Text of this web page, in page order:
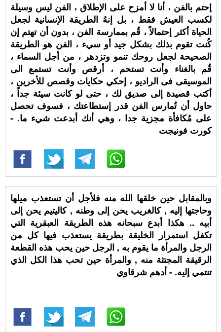
إحتم بالفن ، أنا لا أمزح على الإطلاق ، الفن ليس وسيلة
لكسب العيش فقط ، بل إنهُ الطريقة الإنسانية لجعل
الحياة أكثر إحتمالاً ، قُم بممارسة الفن ، بدون أن تهتم إن
كُنت تقوم بذلك بشكل جيد أو سيء ، الفن هو الطريقة
الصحيحة لجعل روحك تنمو وتزدهر ، من أجل السماء ،
قُم بالغناء وأنت تستحم ، أرقص وأنت تستمع الى
الموسيقى فى الراديو ، إحكي حكايات وقصص للأخرين ،
أكتب قصيدة إلى صديق لك ، حتى لو كانت سيئة جداً ،
حاول أن تُمارس الفن قدر إستطاعتك ، فسوف تحصل
على مُكافأة مجزية جدا ، وهي أنك أبدعت شيء ما. -
كورت فونيجت
وبالمقابل حين خلقها الله منه فلأجل أن تستعذب ميلها
وحاجتها إليه , كالغريب يحن إلى وطنه , كاليتيم يحن إلى
أبيه .. هكذا أبدع سبحانه هذه الطريقة العبقرية التي
تكفل استمرار الخليقة بطريقة يستعذب فيها كل من
الرجل والمرأة ما يقوم به , الرجل حين يحب هذه القطعة
الرقيقة المجتثة منه , والمرأة حين تحب هذا الكل الذي
تنتمي إليه. - أدهم شرقاوي